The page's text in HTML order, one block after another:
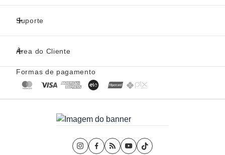
Suporte
Área do Cliente
Formas de pagamento